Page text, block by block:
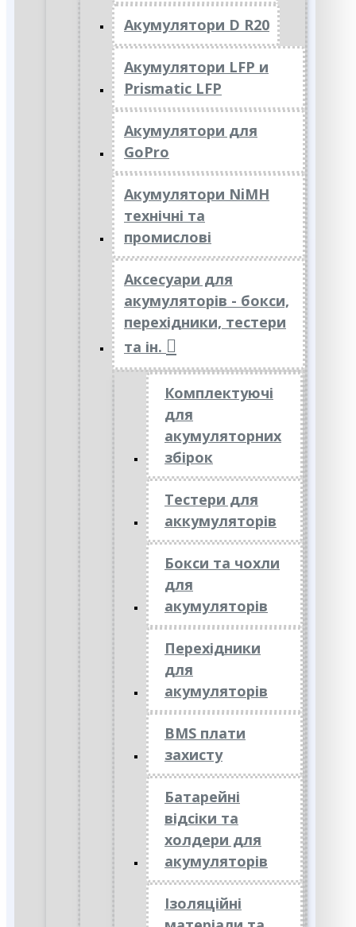
Акумулятори D R20
Акумулятори LFP и
Prismatic LFP
Акумулятори для
GoPro
Акумулятори NiMH
технічні та
промислові
Аксесуари для
акумуляторів - бокси,
перехідники, тестери
та ін.
Комплектуючі
для
акумуляторних
збірок
Тестери для
аккумуляторів
Бокси та чохли
для
акумуляторів
Перехідники
для
акумуляторів
BMS плати
захисту
Батарейні
відсіки та
холдери для
акумуляторів
Ізоляційні